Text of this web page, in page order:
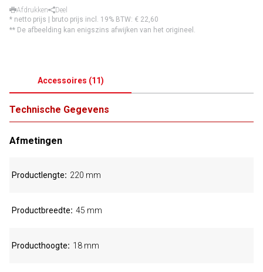
Afdrukken
Deel
* netto prijs | bruto prijs incl. 19% BTW: € 22,60
** De afbeelding kan enigszins afwijken van het origineel.
Accessoires (11)
Technische Gegevens
Afmetingen
Productlengte 220 mm
Productbreedte 45 mm
Producthoogte 18 mm